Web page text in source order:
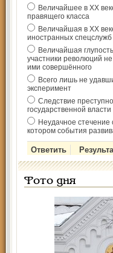
Величайшее в ХХ
правящего класса
Величайшая в ХХ
иностранных спецслужб
Величайшая
участники революций
ими совершённого
Всего лишь не
эксперимент
Следствие
государственной власти
Неудачное стечение
котором события
Фото дня